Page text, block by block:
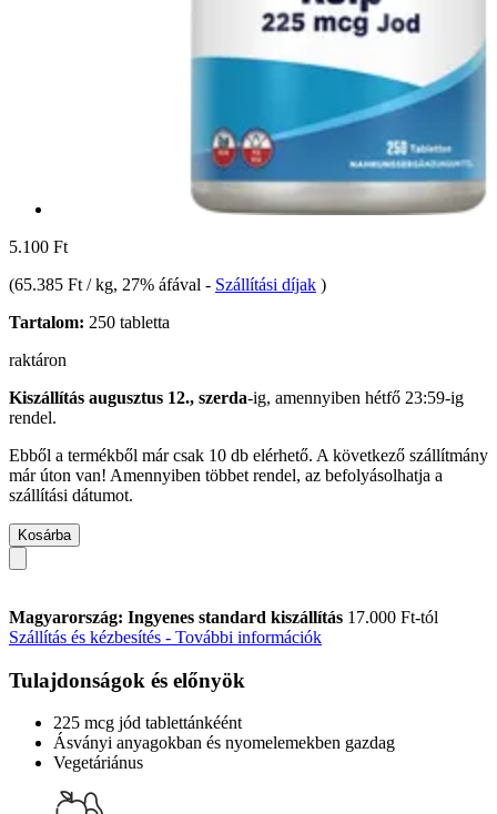
5.100 Ft
(65.385 Ft / kg, 27% áfával - Szállítási díjak )
Tartalom: 250 tabletta
raktáron
Kiszállítás augusztus 12., szerda-ig, amennyiben hétfő 23:59-ig
rendel.
Ebből a termékből már csak 10 db elérhető. A következő szállítmány
már úton van! Amennyiben többet rendel, az befolyásolhatja a
szállítási dátumot.
Kosárba
Magyarország: Ingyenes standard kiszállítás 17.000 Ft-tól
Szállítás és kézbesítés - További információk
Tulajdonságok és előnyök
225 mcg jód tablettánkéént
Ásványi anyagokban és nyomelemekben gazdag
Vegetáriánus